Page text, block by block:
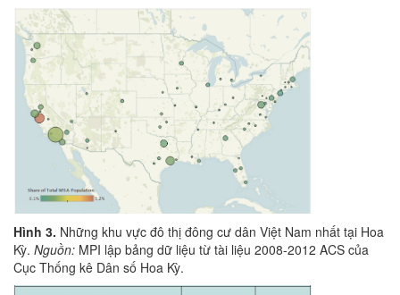
Hình 3. Những khu vực đô thị đông cư dân Việt Nam nhất tại Hoa
Kỳ. Nguồn: MPI lập bảng dữ liệu từ tài liệu 2008-2012 ACS của
Cục Thống kê Dân số Hoa Kỳ.